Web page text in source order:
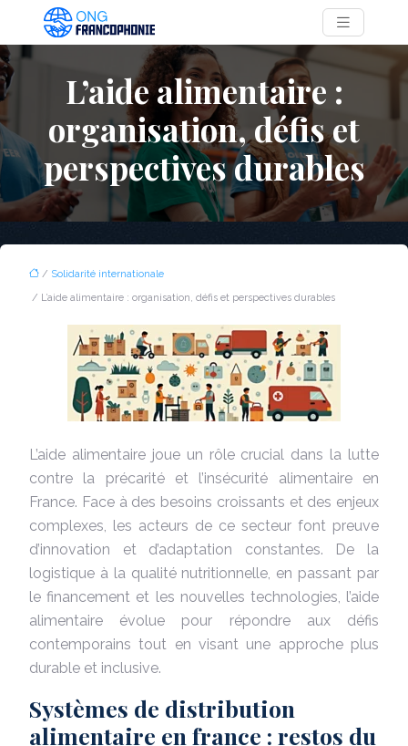
L’aide alimentaire :
organisation, défis et
perspectives durables
/ Solidarité internationale
/ L’aide alimentaire : organisation, défis et perspectives durables
L’aide alimentaire joue un rôle crucial dans la lutte
contre la précarité et l’insécurité alimentaire en
France. Face à des besoins croissants et des enjeux
complexes, les acteurs de ce secteur font preuve
d’innovation et d’adaptation constantes. De la
logistique à la qualité nutritionnelle, en passant par
le financement et les nouvelles technologies, l’aide
alimentaire évolue pour répondre aux défis
contemporains tout en visant une approche plus
durable et inclusive.
Systèmes de distribution
alimentaire en france : restos du